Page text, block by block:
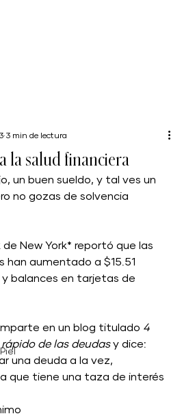
la salud financiera
3 min de lectura
un buen sueldo, y tal ves un
no gozas de solvencia
de New York* reportó que las
han aumentado a $15.51
balances en tarjetas de
en un blog titulado 4
de las deudas y dice:
una deuda a la vez,
que tiene una taza de interés